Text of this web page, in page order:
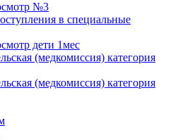
№3
в специальные
дети 1мес
(медкомиссия) категория
(медкомиссия) категория